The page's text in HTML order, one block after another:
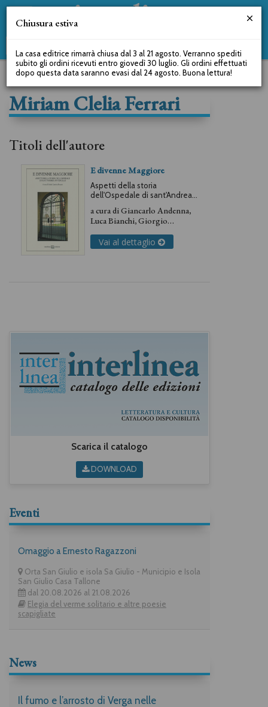
Miriam Clelia Ferrari
Titoli dell'autore
E divenne Maggiore
Aspetti della storia
dell'Ospedale di sant'Andrea
a cura diGiancarlo Andenna,
Luca Bianchi,Giorgio
Ferrari, Gianmario Ferraris
Riccardo Nelva,Maria
Vai al dettaglio
Scarica il catalogo
DOWNLOAD
Eventi
Omaggio a Ernesto Ragazzoni
Orta San Giulio e isola Sa Giulio - Municipio e Isola
San Giulio Casa Tallone
dal 20.08.2026 al 21.08.2026
Elegia del verme solitario e altre poesie
scapigliate
News
Il fumo e l’arrosto di Verga nelle
Chiusura estiva
La casa editrice rimarrà chiusa dal 3 al 21 agosto. Verranno spediti
subito gli ordini ricevuti entro giovedì 30 luglio. Gli ordini effettuati
dopo questa data saranno evasi dal 24 agosto. Buona lettura!